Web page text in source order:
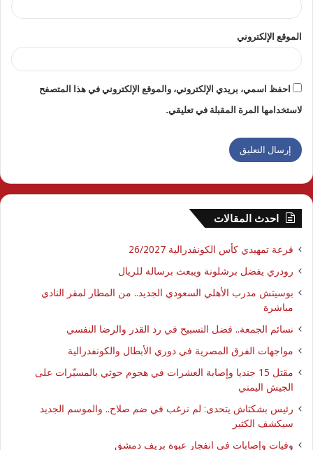
الموقع الإلكتروني
احفظ اسمي، بريدي الإلكتروني، والموقع الإلكتروني في هذا المتصفح
لاستخدامها المرة المقبلة في تعليقي.
احدث المقالات
قرعة تمهيدي كأس الكونفدرالية 26/2027
رودري يفضل برشلونة ويبعث برسالة للريال
بوسيتش مدرب الأهلي السعودي الجديد.. من المطار لمقر النادي
مباشرة
نسائم الجمعة.. فضل التسبيح في رد القدر والرضا النفسي
مواجهات الفرق المصرية في دوري الأبطال والكونفدرالية
مقتل 15 جنديا وإصابة العشرات في هجوم حوثي بالمسيّرات على
الجيش اليمني
رئيس بشكتاش يتحدى: لم نرغب في ضم صلاح.. والموسم الجديد
سيكشف الكثير
وفيات وإصابات في انفجار عبوة بريف دمشق